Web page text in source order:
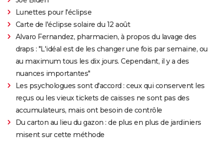
Lunettes pour l'éclipse
Carte de l'éclipse solaire du 12 août
Alvaro Fernandez, pharmacien, à propos du lavage des
draps : "L'idéal est de les changer une fois par semaine, ou
au maximum tous les dix jours. Cependant, il y a des
nuances importantes"
Les psychologues sont d'accord : ceux qui conservent les
reçus ou les vieux tickets de caisses ne sont pas des
accumulateurs, mais ont besoin de contrôle
Du carton au lieu du gazon : de plus en plus de jardiniers
misent sur cette méthode